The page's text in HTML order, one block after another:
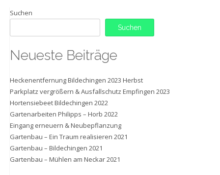
Suchen
Suchen
Neueste Beiträge
Heckenentfernung Bildechingen 2023 Herbst
Parkplatz vergrößern & Ausfallschutz Empfingen 2023
Hortensiebeet Bildechingen 2022
Gartenarbeiten Philipps – Horb 2022
Eingang erneuern & Neubepflanzung
Gartenbau – Ein Traum realisieren 2021
Gartenbau – Bildechingen 2021
Gartenbau – Mühlen am Neckar 2021